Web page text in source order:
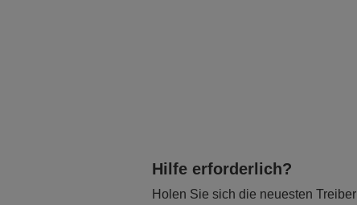
Hilfe erforderlich?
Holen Sie sich die neuesten Treiber